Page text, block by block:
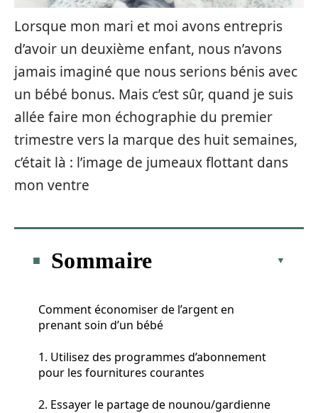
Lorsque mon mari et moi avons entrepris
d’avoir un deuxième enfant, nous n’avons
jamais imaginé que nous serions bénis avec
un bébé bonus. Mais c’est sûr, quand je suis
allée faire mon échographie du premier
trimestre vers la marque des huit semaines,
c’était là : l’image de jumeaux flottant dans
mon ventre
Sommaire
Comment économiser de l’argent en
prenant soin d’un bébé
1. Utilisez des programmes d’abonnement
pour les fournitures courantes
2. Essayer le partage de nounou/gardienne